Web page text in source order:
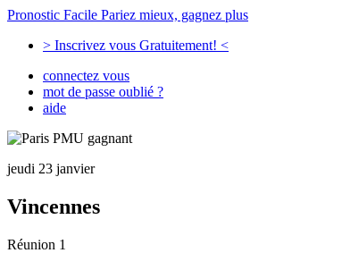
Pronostic Facile Pariez mieux, gagnez plus
> Inscrivez vous Gratuitement! <
connectez vous
mot de passe oublié ?
aide
jeudi 23 janvier
Vincennes
Réunion 1